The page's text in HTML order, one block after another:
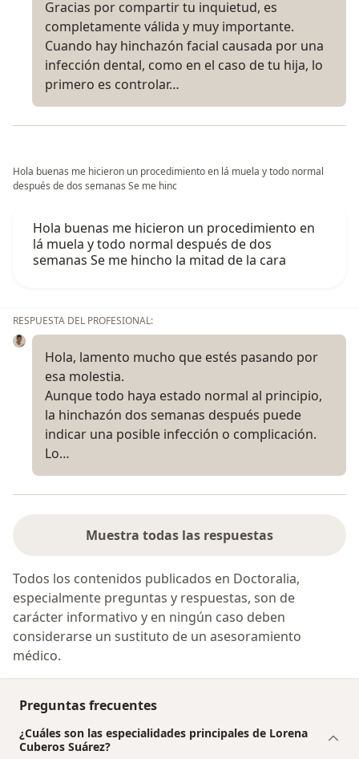
Gracias por compartir tu inquietud, es
completamente válida y muy importante.
Cuando hay hinchazón facial causada por una
infección dental, como en el caso de tu hija, lo
primero es controlar…
Hola buenas me hicieron un procedimiento en lá muela y todo normal
después de dos semanas Se me hinc
Hola buenas me hicieron un procedimiento en
lá muela y todo normal después de dos
semanas Se me hincho la mitad de la cara
RESPUESTA DEL PROFESIONAL:
Hola, lamento mucho que estés pasando por
esa molestia.
Aunque todo haya estado normal al principio,
la hinchazón dos semanas después puede
indicar una posible infección o complicación.
Lo…
Muestra todas las respuestas
Todos los contenidos publicados en Doctoralia,
especialmente preguntas y respuestas, son de
carácter informativo y en ningún caso deben
considerarse un sustituto de un asesoramiento
médico.
Preguntas frecuentes
¿Cuáles son las especialidades principales de Lorena
Cuberos Suárez?